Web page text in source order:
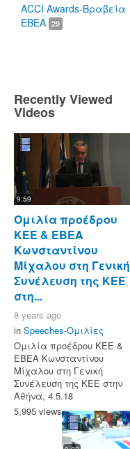
ACCI Awards-Βραβεία
ΕΒΕΑ 29
Recently Viewed
Videos
9:59
Ομιλία προέδρου
ΚΕΕ & ΕΒΕΑ
Κωνσταντίνου
Μίχαλου στη Γενική
Συνέλευση της ΚΕΕ
στη...
8 years ago
in Speeches-Ομιλίες
Ομιλία προέδρου ΚΕΕ &
ΕΒΕΑ Κωνσταντίνου
Μίχαλου στη Γενική
Συνέλευση της ΚΕΕ στην
Αθήνα, 4.5.18
5,995 views